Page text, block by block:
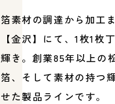
箔素材の調達から加工
【金沢】にて、1枚1枚
輝き。創業85年以上の
箔、そして素材の持つ
せた製品ラインです。